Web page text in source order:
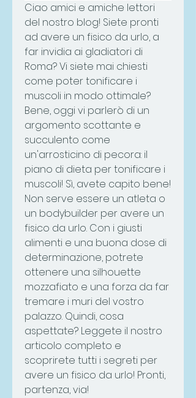
Ciao amici e amiche lettori
del nostro blog! Siete pronti
ad avere un fisico da urlo, a
far invidia ai gladiatori di
Roma? Vi siete mai chiesti
come poter tonificare i
muscoli in modo ottimale?
Bene, oggi vi parlerò di un
argomento scottante e
succulento come
un'arrosticino di pecora: il
piano di dieta per tonificare i
muscoli! Sì, avete capito bene!
Non serve essere un atleta o
un bodybuilder per avere un
fisico da urlo. Con i giusti
alimenti e una buona dose di
determinazione, potrete
ottenere una silhouette
mozzafiato e una forza da far
tremare i muri del vostro
palazzo. Quindi, cosa
aspettate? Leggete il nostro
articolo completo e
scoprirete tutti i segreti per
avere un fisico da urlo! Pronti,
partenza, via!